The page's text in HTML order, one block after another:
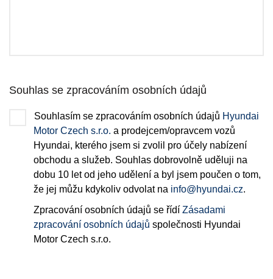
Souhlas se zpracováním osobních údajů
Souhlasím se zpracováním osobních údajů Hyundai
Motor Czech s.r.o. a prodejcem/opravcem vozů
Hyundai, kterého jsem si zvolil pro účely nabízení
obchodu a služeb. Souhlas dobrovolně uděluji na
dobu 10 let od jeho udělení a byl jsem poučen o tom,
že jej můžu kdykoliv odvolat na info@hyundai.cz.
Zpracování osobních údajů se řídí Zásadami
zpracování osobních údajů společnosti Hyundai
Motor Czech s.r.o.